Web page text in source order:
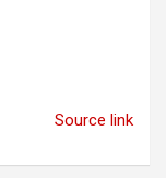
Source link